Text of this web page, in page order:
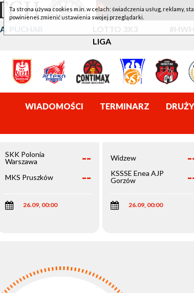
PUCHAR
LOTTO 3X3
LIGA
WIADOMOŚCI TERMINARZ
SKK Polonia
Warszawa
--
MKS Pruszków --
26.09, 00:00
Widzew
KSSSE Enea AJP
Gorzów
26.09, 00:00
Ta strona używa cookies m.in. w celach: świadczenia usług, reklamy,
powinieneś zmienić ustawienia swojej przeglądarki.